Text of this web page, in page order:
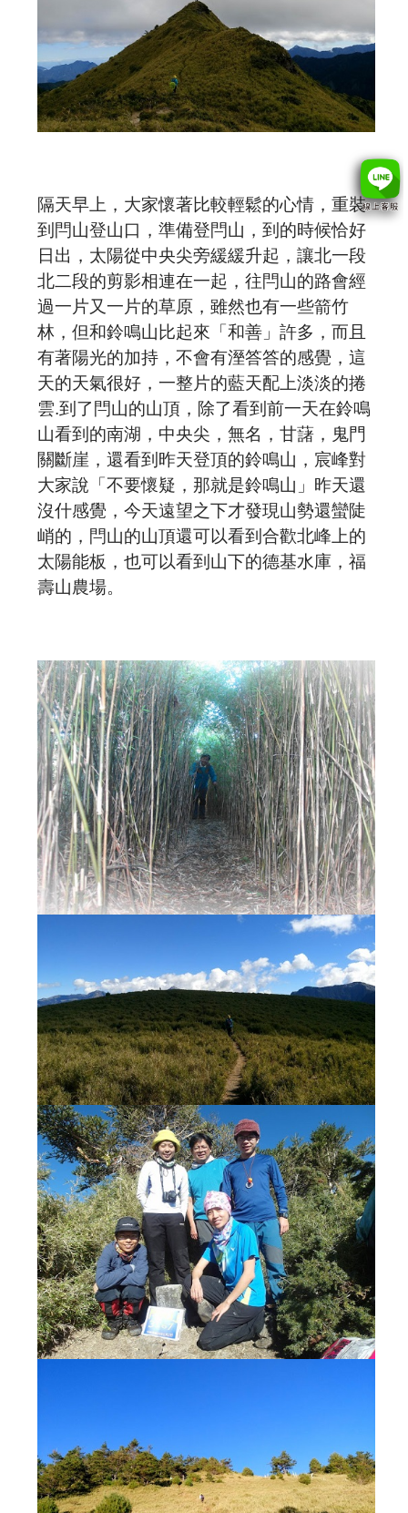
隔天早上，大家懷著比較輕鬆的心情，重裝
到閂山登山口，準備登閂山，到的時候恰好
日出，太陽從中央尖旁緩緩升起，讓北一段
北二段的剪影相連在一起，往閂山的路會經
過一片又一片的草原，雖然也有一些箭竹
林，但和鈴鳴山比起來「和善」許多，而且
有著陽光的加持，不會有溼答答的感覺，這
天的天氣很好，一整片的藍天配上淡淡的捲
雲.到了閂山的山頂，除了看到前一天在鈴鳴
山看到的南湖，中央尖，無名，甘藷，鬼門
關斷崖，還看到昨天登頂的鈴鳴山，宸峰對
大家說「不要懷疑，那就是鈴鳴山」昨天還
沒什感覺，今天遠望之下才發現山勢還蠻陡
峭的，閂山的山頂還可以看到合歡北峰上的
太陽能板，也可以看到山下的德基水庫，福
壽山農場。